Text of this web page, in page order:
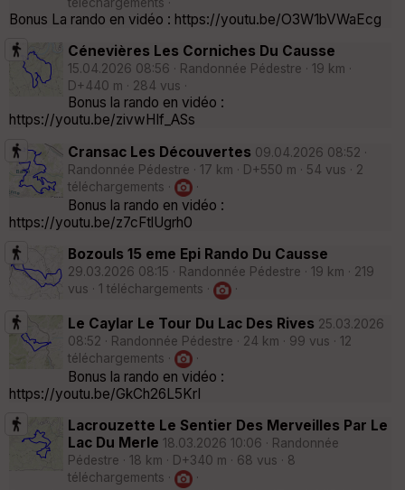
Bonus La rando en vidéo : https://youtu.be/O3W1bVWaEcg
Cénevières Les Corniches Du Causse
15.04.2026 08:56 · Randonnée Pédestre · 19 km ·
D+440 m · 284 vus ·
Bonus la rando en vidéo :
https://youtu.be/zivwHIf_ASs
Cransac Les Découvertes 09.04.2026 08:52 ·
Randonnée Pédestre · 17 km · D+550 m · 54 vus · 2
téléchargements ·
·
Bonus la rando en vidéo :
https://youtu.be/z7cFtlUgrh0
Bozouls 15 eme Epi Rando Du Causse
29.03.2026 08:15 · Randonnée Pédestre · 19 km · 219
vus · 1 téléchargements ·
·
Le Caylar Le Tour Du Lac Des Rives 25.03.2026
08:52 · Randonnée Pédestre · 24 km · 99 vus · 12
téléchargements ·
·
Bonus la rando en vidéo :
https://youtu.be/GkCh26L5KrI
Lacrouzette Le Sentier Des Merveilles Par Le
Lac Du Merle 18.03.2026 10:06 · Randonnée
Pédestre · 18 km · D+340 m · 68 vus · 8
téléchargements ·
·